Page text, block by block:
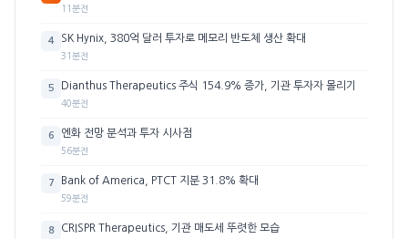
11분전
4 SK Hynix, 380억 달러 투자로 메모리 반도체 생산 확대
31분전
5 Dianthus Therapeutics 주식 154.9% 증가, 기관 투자자 몰리기
40분전
6 엔화 전망 분석과 투자 시사점
56분전
7 Bank of America, PTCT 지분 31.8% 확대
59분전
8 CRISPR Therapeutics, 기관 매도세 뚜렷한 모습